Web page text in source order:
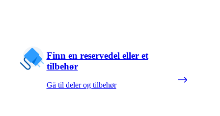
Finn en reservedel eller et
tilbehør
Gå til deler og tilbehør